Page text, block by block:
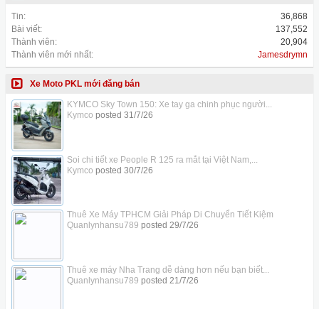
Tin:
36,868
Bài viết:
137,552
Thành viên:
20,904
Thành viên mới nhất:
Jamesdrymn
Xe Moto PKL mới đăng bán
KYMCO Sky Town 150: Xe tay ga chinh phục người...
Kymco posted 31/7/26
Soi chi tiết xe People R 125 ra mắt tại Việt Nam,...
Kymco posted 30/7/26
Thuê Xe Máy TPHCM Giải Pháp Di Chuyển Tiết Kiệm
Quanlynhansu789 posted 29/7/26
Thuê xe máy Nha Trang dễ dàng hơn nếu bạn biết...
Quanlynhansu789 posted 21/7/26